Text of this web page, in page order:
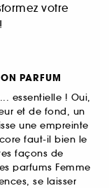
votre
PARFUM
essentielle ! Oui,
et de fond, un
une empreinte
faut-il bien le
façons de
parfums Femme
se laisser